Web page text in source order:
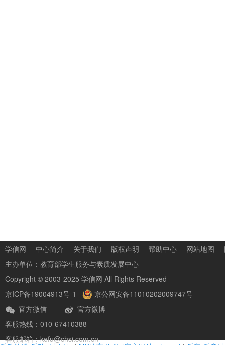
学信网 中心简介 关于我们 版权声明 帮助中心 网站地图
主办单位： 教育部学生服务与素质发展中心
Copyright © 2003-2025 学信网 All Rights Reserved
京ICP备19004913号-1
京公网安备11010202009747号
官方微信
官方微博
客服热线：010-67410388
客服邮箱：kefu@chsi.com.cn